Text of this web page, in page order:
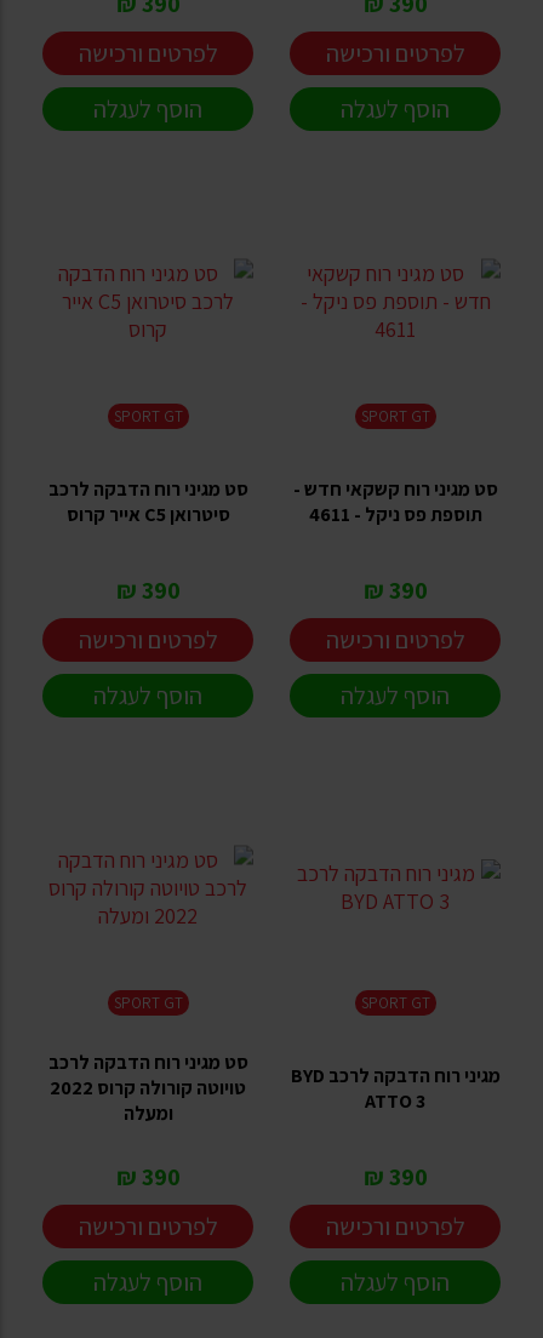
לפרטים ורכישה
הוסף לעגלה
לפרטים ורכישה
הוסף לעגלה
SPORT GT
סט מגיני רוח קשקאי חדש -
תוספת פס ניקל - 4611
390 ₪
לפרטים ורכישה
הוסף לעגלה
SPORT GT
סט מגיני רוח הדבקה לרכב
סיטרואן C5 אייר קרוס
390 ₪
לפרטים ורכישה
הוסף לעגלה
SPORT GT
מגיני רוח הדבקה לרכב BYD
ATTO 3
390 ₪
לפרטים ורכישה
הוסף לעגלה
SPORT GT
סט מגיני רוח הדבקה לרכב
טויוטה קורולה קרוס 2022
ומעלה
390 ₪
לפרטים ורכישה
הוסף לעגלה